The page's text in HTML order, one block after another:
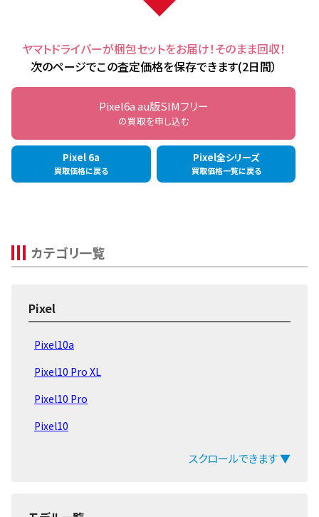
ヤマトドライバーが梱包セットをお届け！そのまま回収！
次のページでこの査定価格を保存できます(2日間）
Pixel6a au版SIMフリー
の買取を申し込む
Pixel 6a
買取価格に戻る
Pixel全シリーズ
買取価格一覧に戻る
カテゴリ一覧
Pixel
Pixel10a
Pixel10 Pro XL
Pixel10 Pro
Pixel10
スクロールできます ▼